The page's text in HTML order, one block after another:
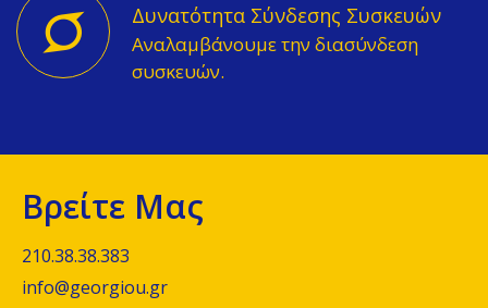
Δυνατότητα Σύνδεσης Συσκευών
Αναλαμβάνουμε την διασύνδεση
συσκευών.
Βρείτε Μας
210.38.38.383
info@georgiou.gr